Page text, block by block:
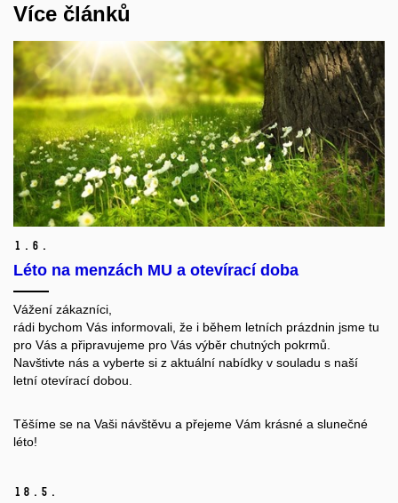
Více článků
1. 6.
Léto na menzách MU a otevírací doba
Vážení zákazníci,
rádi bychom Vás informovali, že i během letních prázdnin jsme tu
pro Vás a připravujeme pro Vás výběr chutných pokrmů.
Navštivte nás a vyberte si z aktuální nabídky v souladu s naší
letní otevírací dobou.
Těšíme se na Vaši návštěvu a přejeme Vám krásné a slunečné
léto!
18. 5.